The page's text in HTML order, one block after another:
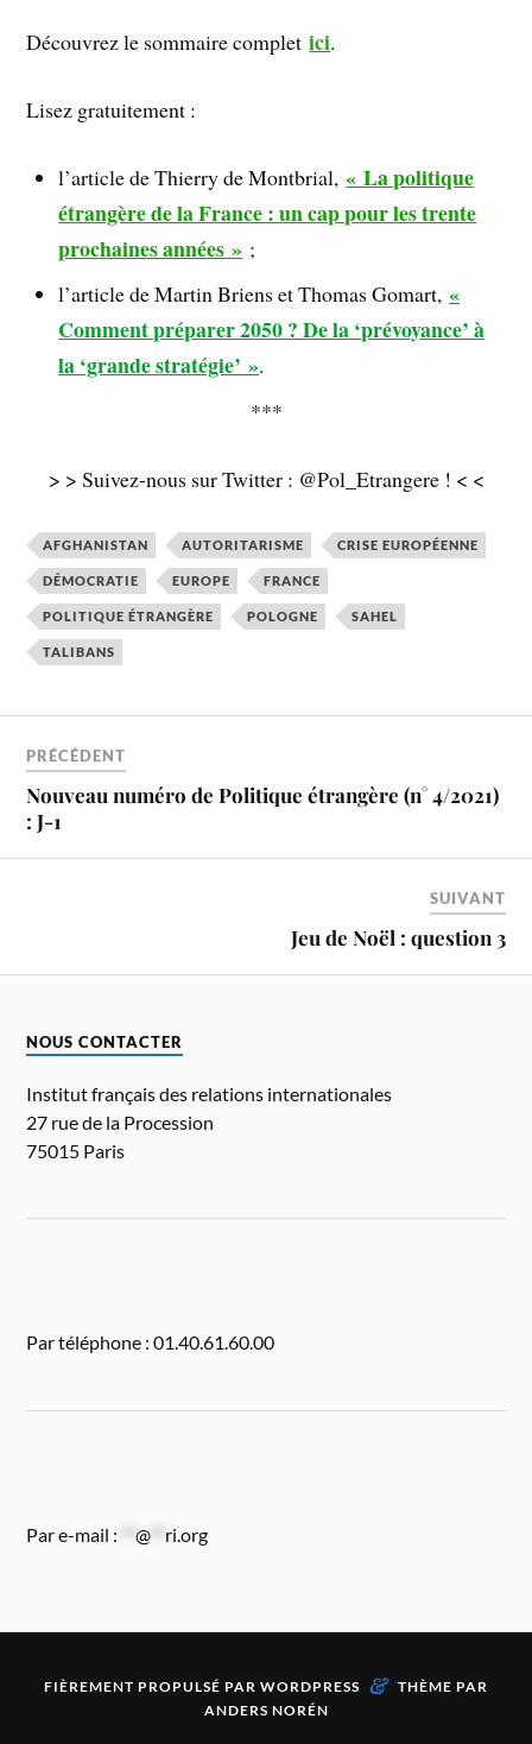
Découvrez le sommaire completici.
Lisez gratuitement :
l’article de Thierry de Montbrial,« La politique
étrangère de la France : un cap pour les trente
prochaines années » ;
l’article de Martin Briens et Thomas Gomart,«
Comment préparer 2050 ? De la ‘prévoyance’ à
la ‘grande stratégie’ ».
***
> > Suivez-nous sur Twitter : @Pol_Etrangere ! < <
AFGHANISTAN AUTORITARISME CRISE EUROPÉENNE
DÉMOCRATIE EUROPE FRANCE
POLITIQUE ÉTRANGÈRE POLOGNE SAHEL
TALIBANS
PRÉCÉDENT
Nouveau numéro de Politique étrangère (n° 4/2021)
: J-1
SUIVANT
Jeu de Noël : question 3
NOUS CONTACTER
Institut français des relations internationales
27 rue de la Procession
75015 Paris
Par téléphone : 01.40.61.60.00
Par e-mail : **@ ri.org
FIÈREMENT PROPULSÉ PAR WORDPRESS & THÈME PAR
ANDERS NORÉN